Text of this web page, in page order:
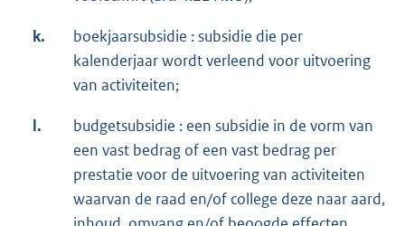
k.
boekjaarsubsidie : subsidie die per
kalenderjaar wordt verleend voor uitvoering
van activiteiten;
l.
budgetsubsidie : een subsidie in de vorm van
een vast bedrag of een vast bedrag per
prestatie voor de uitvoering van activiteiten
waarvan de raad en/of college deze naar aard,